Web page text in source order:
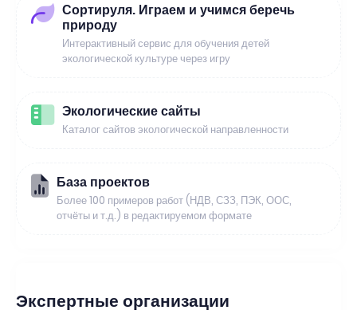
Сортируля. Играем и учимся беречь
природу
Интерактивный сервис для обучения детей
экологической культуре через игру
Экологические сайты
Каталог сайтов экологической направленности
База проектов
Более 100 примеров работ (НДВ, СЗЗ, ПЭК, ООС,
отчёты и т.д.) в редактируемом формате
Экспертные организации